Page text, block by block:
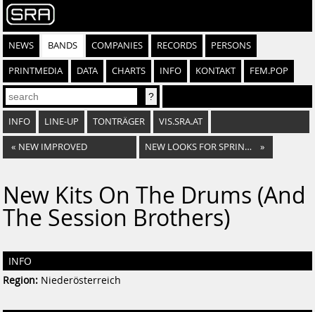
NEWS BANDS COMPANIES RECORDS PERSONS
PRINTMEDIA DATA CHARTS INFO KONTAKT FEM.POP
INFO LINE-UP TONTRÄGER VIS.SRA.AT
« NEW IMPROVED NEW LOOKS FOR SPRING, THE »
New Kits On The Drums (And
The Session Brothers)
INFO
Region: Niederösterreich